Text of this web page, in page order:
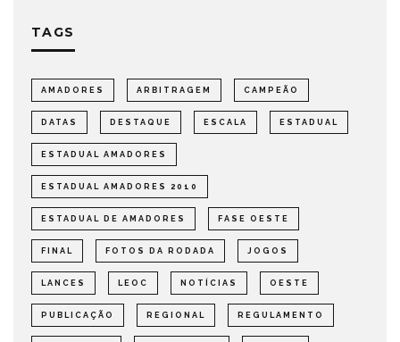
TAGS
AMADORES ARBITRAGEM CAMPEÃO
DATAS DESTAQUE ESCALA ESTADUAL
ESTADUAL AMADORES
ESTADUAL AMADORES 2010
ESTADUAL DE AMADORES FASE OESTE
FINAL FOTOS DA RODADA JOGOS
LANCES LEOC NOTÍCIAS OESTE
PUBLICAÇÃO REGIONAL REGULAMENTO